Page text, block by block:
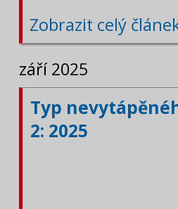
Zobrazit celý
září 2025
Typ
2: 2025